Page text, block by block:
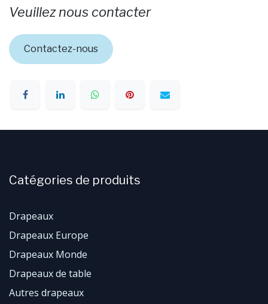
Veuillez nous contacter
Contactez-nous
Catégories de produits
Drapeaux
Drapeaux Europe
Drapeaux Monde
Drapeaux de table
Autres drapeaux